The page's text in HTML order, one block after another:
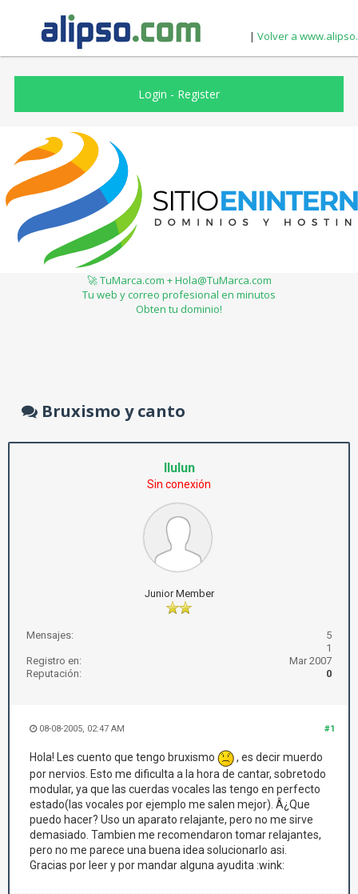
| Volver a
Login - Register
🚀 TuMarca.com + Hola@TuMarca.com
Tu web y correo profesional en minutos
Obten tu dominio!
Bruxismo y canto
llulun
Sin conexión
Junior Member
Mensajes:
5
1
Registro en:
Mar 2007
Reputación:
0
#1
08-08-2005, 02:47 AM
Hola! Les cuento que tengo bruxismo
, es decir muerdo
por nervios. Esto me dificulta a la hora de cantar, sobretodo
modular, ya que las cuerdas vocales las tengo en perfecto
estado(las vocales por ejemplo me salen mejor). Â¿Que
puedo hacer? Uso un aparato relajante, pero no me sirve
demasiado. Tambien me recomendaron tomar relajantes,
pero no me parece una buena idea solucionarlo asi.
Gracias por leer y por mandar alguna ayudita :wink: